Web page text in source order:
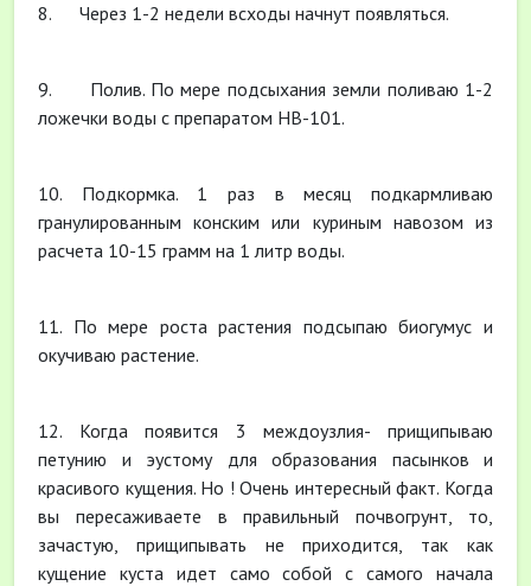
8. Через 1-2 недели всходы начнут появляться.
9. Полив. По мере подсыхания земли поливаю 1-2
ложечки воды с препаратом НВ-101.
10. Подкормка. 1 раз в месяц подкармливаю
гранулированным конским или куриным навозом из
расчета 10-15 грамм на 1 литр воды.
11. По мере роста растения подсыпаю биогумус и
окучиваю растение.
12. Когда появится 3 междоузлия- прищипываю
петунию и эустому для образования пасынков и
красивого кущения. Но ! Очень интересный факт. Когда
вы пересаживаете в правильный почвогрунт, то,
зачастую, прищипывать не приходится, так как
кущение куста идет само собой с самого начала